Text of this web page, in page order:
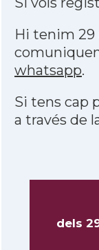
Hi tenim 29
whatsapp.
Si tens cap
a través de
dels